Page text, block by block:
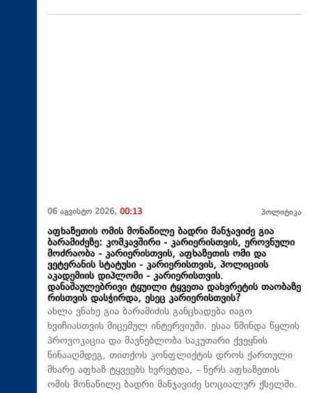
06 აგვისტო 2026, 00:13 პოლიტიკა
აფხაზეთის ომის მონაწილე ბადრი მანჯავიძე გია
ბარამიძეზე: კომკავშირი - კარიერისთვის, ეროვნული
მოძრაობა - კარიერისთვის, აფხაზეთის ომი და
ვეტერანის სტატუსი - კარიერისთვის, პოლიციის
აკადემიის დიპლომი - კარიერისთვის.
დანაშაულებრივი ტყუილი ტყვეთა დახვრეტის თაობაზე
რისთვის დასჭირდა, ესეც კარიერისთვის?
ახლა ვნახე გია ბარამიძის განცხადება იაგო
ხვიჩიასთვის მიცემულ ინტერვიუში. ესაა წმინდა წყლის
პროვოკაცია და მავნებლობა საკუთარი ქვეყნის
წინააღმდეგ, თითქოს კონფლიქტის დროს ქართული
მხარე აფხაზ ტყვეებს ხვრეტდა, - წერს აფხაზეთის
ომის მონაწილე ბადრი მანჯავიძე სოციალურ ქსელში.